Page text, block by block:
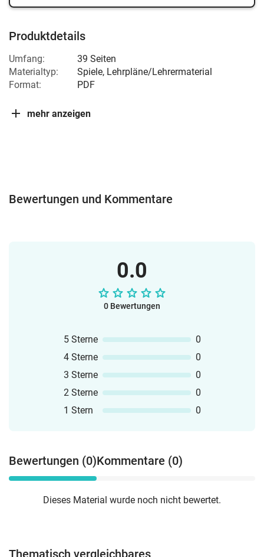
Produktdetails
Umfang:
39 Seiten
Materialtyp:
Spiele, Lehrpläne/Lehrermaterial
Format:
PDF
mehr anzeigen
Bewertungen und Kommentare
0.0
0 Bewertungen
5 Sterne
0
4 Sterne
0
3 Sterne
0
2 Sterne
0
1 Stern
0
Bewertungen (0)Kommentare (0)
Dieses Material wurde noch nicht bewertet.
Thematisch vergleichbares